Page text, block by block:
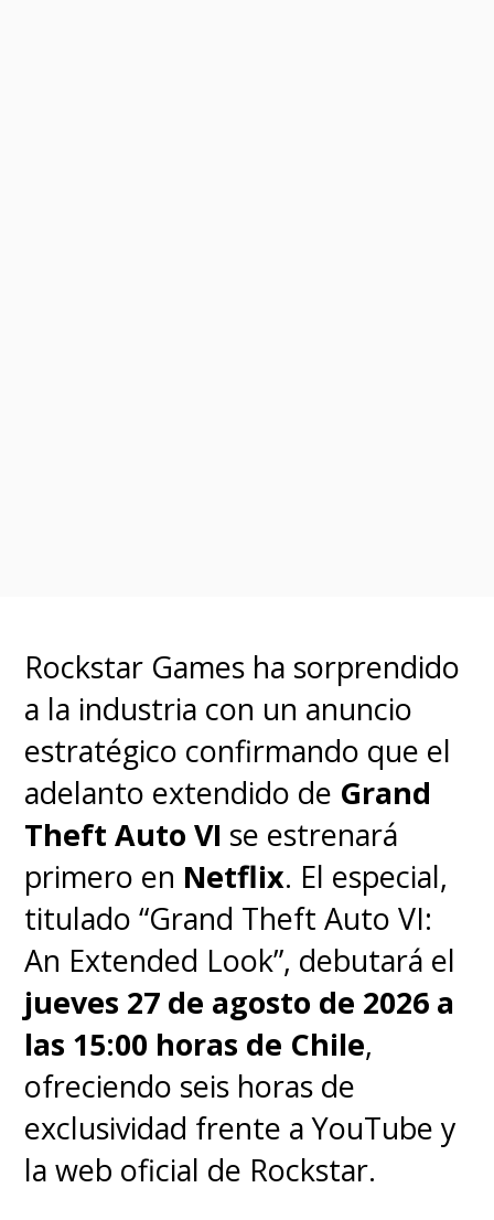
Ross Duffer complementó que
ya sabían que el tercer ciclo
tendría diferentes locaciones,
pero nunca imaginaron lo
gigantesca que iba a terminar
siendo esta temporada "y no
nos dimos cuenta hasta que
estábamos a mitad de camino,
sólo en términos de la cantidad
de historia que queríamos
contar en esta temporada.
'Game of Thrones' es una cosa a
la que hemos hecho referencia,
Rockstar Games ha sorprendido
a la industria con un anuncio
estratégico confirmando que el
adelanto extendido de Grand
Theft Auto VI se estrenará
primero en Netflix. El especial,
titulado “Grand Theft Auto VI:
An Extended Look”, debutará el
jueves 27 de agosto de 2026 a
las 15:00 horas de Chile,
ofreciendo seis horas de
exclusividad frente a YouTube y
la web oficial de Rockstar.